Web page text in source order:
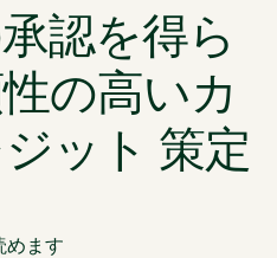
認を得ら
の高いカ
ット 策定
めます